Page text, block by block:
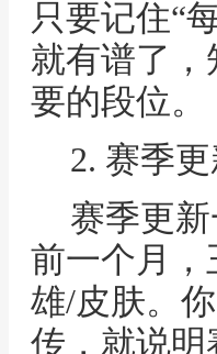
只要记住“
就有谱了
要的段位。
2. 赛季
赛季更
前一个月
雄/皮肤。
传，就说